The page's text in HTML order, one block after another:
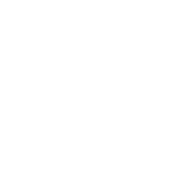
blog.de